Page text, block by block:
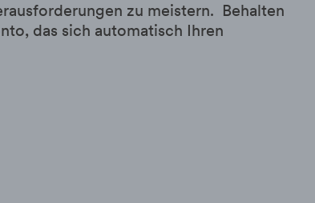
zu meistern. Behalten
das sich automatisch Ihren